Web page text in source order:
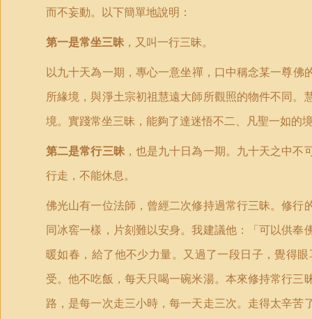
而不妄動。以下簡單地說明：
第一是常坐三昧 ，又叫一行三昧。
以九十天為一期，專心一意坐禪，口中稱念某一尊
所緣境，與淨土宗初祖慧遠大師所觀照的物件不同
境。實踐常坐三昧，能夠了達迷悟不二、凡聖一如的
第二是常行三昧，也是九十日為一期。九十天之中不
行走，不能休息。
佛光山有一位法師，曾經二次修持過常行三昧。修
同冰窖一樣，片刻難以安身。我建議他：「可以供
暖如春，給了他不少力量。又過了一段日子，覺得
受。他不吃飯，每天只喝一碗米湯。本來修持常行
路，是每一次走三小時，每一天走三次。走得太辛